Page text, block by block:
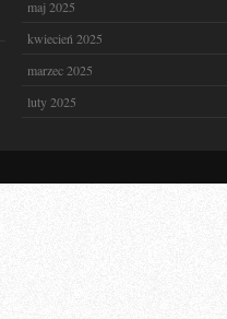
maj 2025
kwiecień 2025
marzec 2025
luty 2025